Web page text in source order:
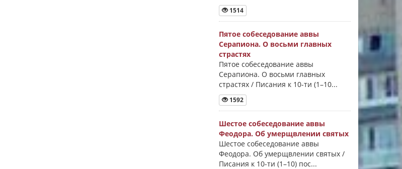
1514
Пятое собеседование аввы
Серапиона. О восьми главных
страстях
Пятое собеседование аввы
Серапиона. О восьми главных
страстях / Писания к 10-ти (1–10...
1592
Шестое собеседование аввы
Феодора. Об умерщвлении святых
Шестое собеседование аввы
Феодора. Об умерщвлении святых /
Писания к 10-ти (1–10) пос...